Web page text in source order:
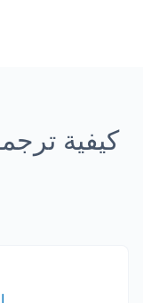
كيفية